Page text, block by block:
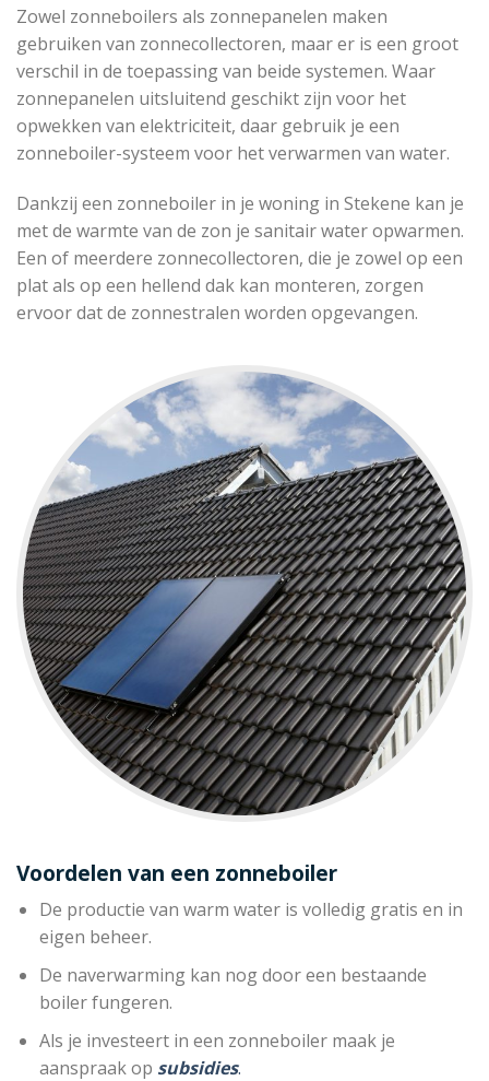
Zowel zonneboilers als zonnepanelen maken
gebruiken van zonnecollectoren, maar er is een groot
verschil in de toepassing van beide systemen. Waar
zonnepanelen uitsluitend geschikt zijn voor het
opwekken van elektriciteit, daar gebruik je een
zonneboiler-systeem voor het verwarmen van water.
Dankzij een zonneboiler in je woning in Stekene kan je
met de warmte van de zon je sanitair water opwarmen.
Een of meerdere zonnecollectoren, die je zowel op een
plat als op een hellend dak kan monteren, zorgen
ervoor dat de zonnestralen worden opgevangen.
Voordelen van een zonneboiler
De productie van warm water is volledig gratis en in
eigen beheer.
De naverwarming kan nog door een bestaande
boiler fungeren.
Als je investeert in een zonneboiler maak je
aanspraak op subsidies.